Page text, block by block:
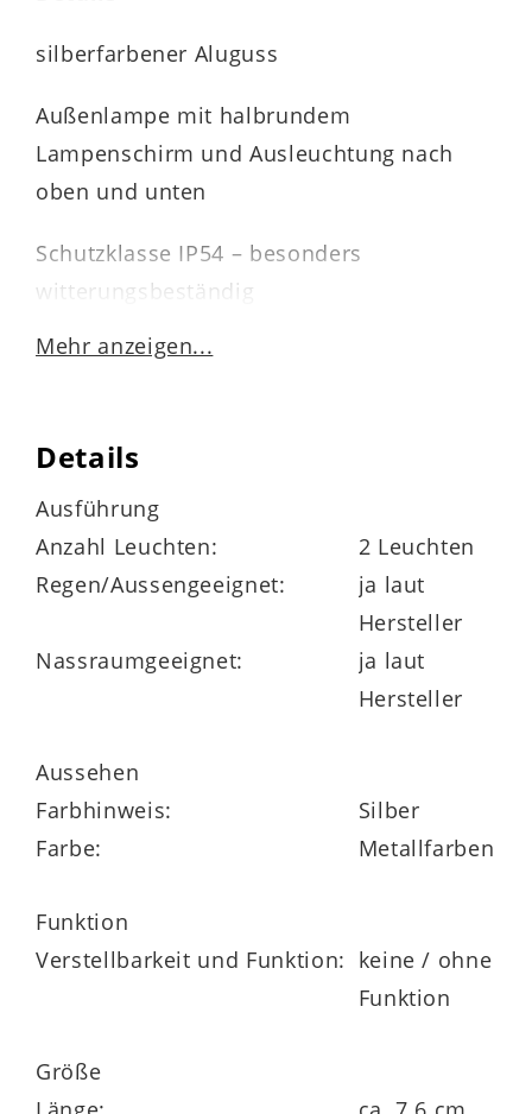
silberfarbener Aluguss
Außenlampe mit halbrundem
Lampenschirm und Ausleuchtung nach
oben und unten
Schutzklasse IP54 – besonders
witterungsbeständig
fest verbautes LED-Board mit 10x 0,8 Watt
Farbtempertaur von 3000 Kelvin
Energieeffizienzklasse C (Spektrum A bis G)
Maßeca. 28 x 8 x 4 cm (L/BxHxT)
Mehr anzeigen...
Details
Ausführung
Anzahl Leuchten:
2 Leuchten
Regen/Aussengeeignet:
ja laut
Hersteller
Nassraumgeeignet:
ja laut
Hersteller
Aussehen
Farbhinweis:
Silber
Farbe:
Metallfarben
Funktion
Verstellbarkeit und Funktion: keine / ohne
Funktion
Größe